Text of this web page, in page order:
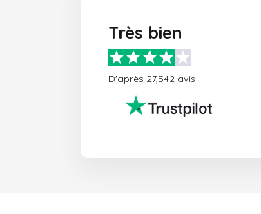
Très bien
D'après 27,542 avis